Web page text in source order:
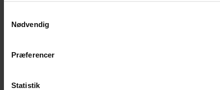
Nødvendig
Præferencer
Statistik